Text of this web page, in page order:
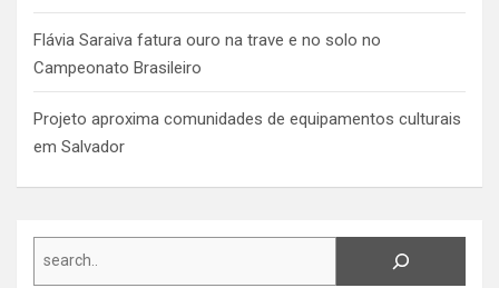
Flávia Saraiva fatura ouro na trave e no solo no
Campeonato Brasileiro
Projeto aproxima comunidades de equipamentos culturais
em Salvador
Search